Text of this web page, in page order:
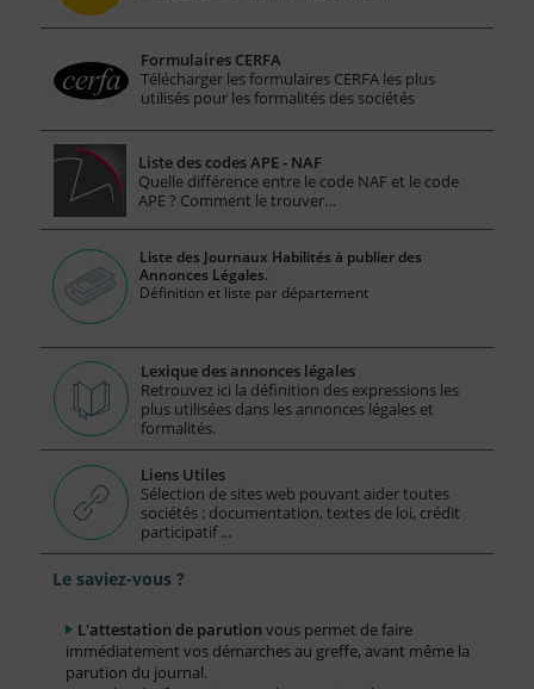
Formulaires CERFA
Télécharger les formulaires CERFA les plus
utilisés pour les formalités des sociétés
Liste des codes APE - NAF
Quelle différence entre le code NAF et le code
APE ? Comment le trouver…
Liste des Journaux Habilités à publier des
Annonces Légales.
Définition et liste par département
Lexique des annonces légales
Retrouvez ici la définition des expressions les
plus utilisées dans les annonces légales et
formalités.
Liens Utiles
Sélection de sites web pouvant aider toutes
sociétés : documentation, textes de loi, crédit
participatif ...
Le saviez-vous ?
L'attestation de parution vous permet de faire
immédiatement vos démarches au greffe, avant même la
parution du journal.